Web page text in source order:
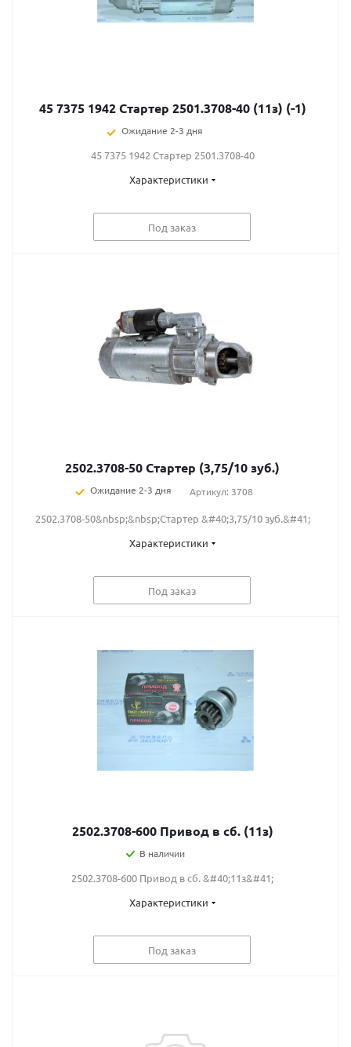
45 7375 1942 Стартер 2501.3708-40 (11з) (-1)
Ожидание 2-3 дня
45 7375 1942 Стартер 2501.3708-40
Характеристики
Под заказ
2502.3708-50 Стартер (3,75/10 зуб.)
Ожидание 2-3 дня Артикул: 3708
2502.3708-50&nbsp;&nbsp;Стартер &#40;3,75/10 зуб.&#41;
Характеристики
Под заказ
2502.3708-600 Привод в сб. (11з)
В наличии
2502.3708-600 Привод в сб. &#40;11з&#41;
Характеристики
Под заказ